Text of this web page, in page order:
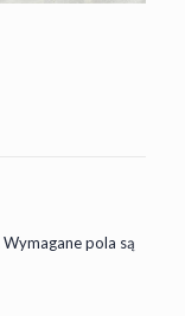
Wymagane pola są